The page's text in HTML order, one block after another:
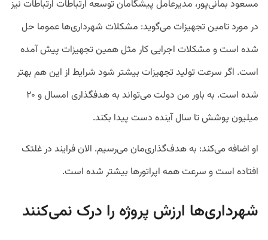
مسعود بمانی‌پور، مدیرعامل پیشگامان توسعه ارتباطات ارتباطات نیز
در مورد تامین تجهیزات می‌گوید: مشکلات شهرداری‌ها عموما حل
شده است و مشکلات اجرایی کار مثل همین تجهیزات پیش آمده
است. اگر سرعت تولید تجهیزات بیشتر شود شرایط از این هم بهتر
شده است. به باور من دولت می‌تواند به هدفگذاری امسال و ۲۰
میلیون پوشش تا سال آینده دست پیدا بکند.
او اضافه می‌کند: به هدف‌گذاری‌مان می‌رسیم. الان فرایند در غلتک
افتاده است و سرعت همه اپراتورها بیشتر شده است.
شهرداری‌ها ارزش پروژه را درک نمی‌کنند